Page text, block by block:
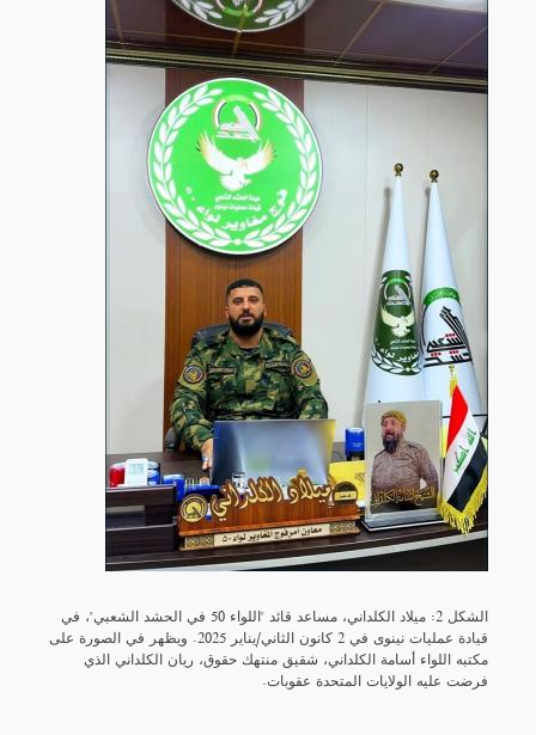
الشكل 2: ميلاد الكلداني، مساعد قائد "اللواء 50 في الحشد الشعبي"، في
قيادة عمليات نينوى في 2 كانون الثاني/يناير 2025. ويظهر في الصورة على
مكتبه اللواء أسامة الكلداني، شقيق منتهك حقوق، ريان الكلداني الذي
فرضت عليه الولايات المتحدة عقوبات.